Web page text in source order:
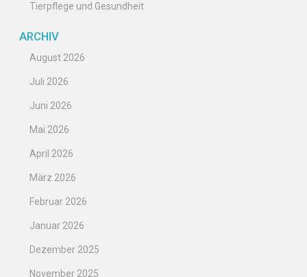
Tierpflege und Gesundheit
ARCHIV
August 2026
Juli 2026
Juni 2026
Mai 2026
April 2026
März 2026
Februar 2026
Januar 2026
Dezember 2025
November 2025